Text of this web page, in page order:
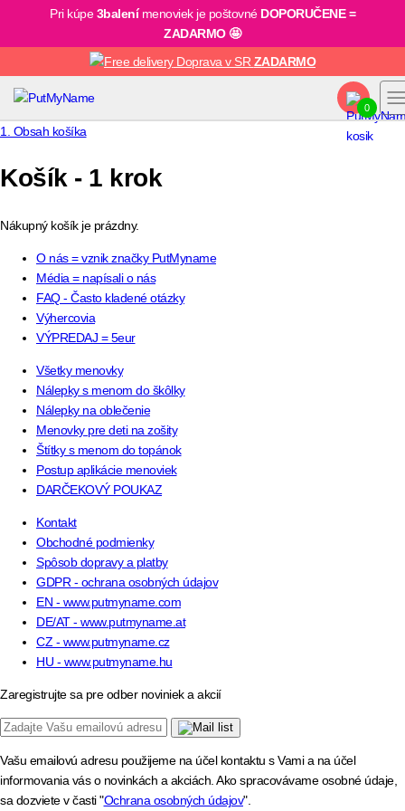
Pri kúpe3balenímenoviek je poštovnéDOPORUČENE =
ZADARMO 🤩
Doprava v SR ZADARMO
0
1. Obsah košíka
Košík - 1 krok
Nákupný košík je prázdny.
O nás = vznik značky PutMyname
Média = napísali o nás
FAQ - Často kladené otázky
Výhercovia
VÝPREDAJ = 5eur
Všetky menovky
Nálepky s menom do škôlky
Nálepky na oblečenie
Menovky pre deti na zošity
Štítky s menom do topánok
Postup aplikácie menoviek
DARČEKOVÝ POUKAZ
Kontakt
Obchodné podmienky
Spôsob dopravy a platby
GDPR - ochrana osobných údajov
EN - www.putmyname.com
DE/AT - www.putmyname.at
CZ - www.putmyname.cz
HU - www.putmyname.hu
Zaregistrujte sa pre odber noviniek a akcií
Vašu emailovú adresu použijeme na účel kontaktu s Vami a na účel
informovania vás o novinkách a akciách. Ako spracovávame osobné údaje,
sa dozviete v časti "Ochrana osobných údajov".